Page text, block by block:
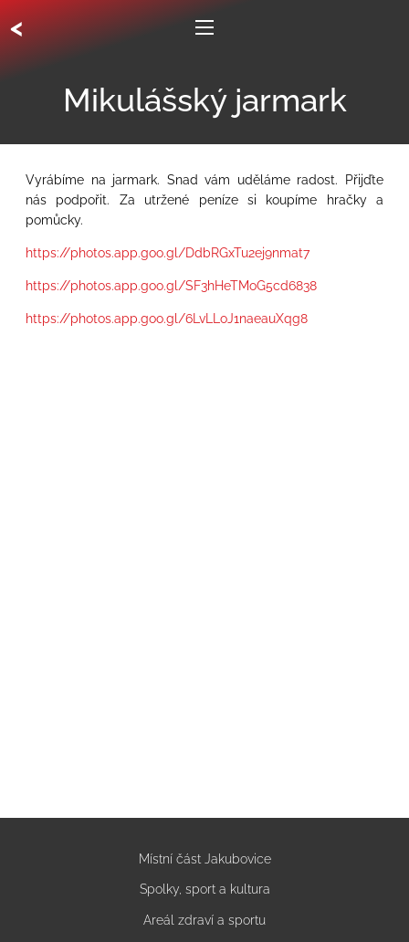
<
Mikulášský jarmark
Vyrábíme na jarmark. Snad vám uděláme radost. Přijďte
nás podpořit. Za utržené peníze si koupíme hračky a
pomůcky.
https://photos.app.goo.gl/DdbRGxTu2ej9nmat7
https://photos.app.goo.gl/SF3hHeTMoG5cd6838
https://photos.app.goo.gl/6LvLLoJ1naeauXqg8
Místní část Jakubovice
Spolky, sport a kultura
Areál zdraví a sportu